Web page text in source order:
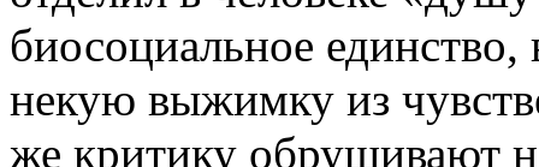
биосоциальное
некую выжимку из
же критику обрушивают